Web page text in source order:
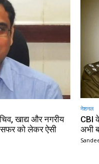
खाद्य और नगरीय
को लेकर ऐसी
नेशनल
CBI
अभी